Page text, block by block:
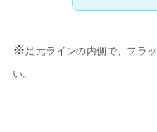
※ 足元ラインの内側で、フラ
い。